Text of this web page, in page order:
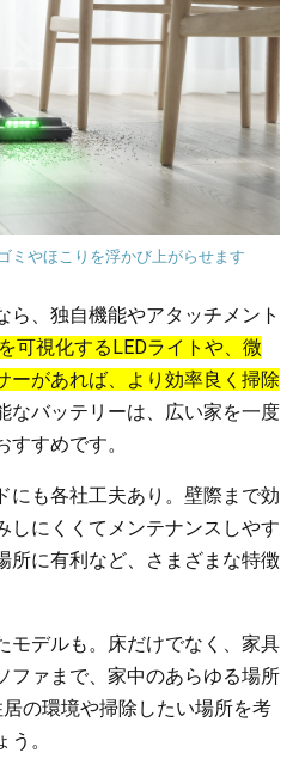
ミやほこりを浮かび上がらせます
ら、独自機能やアタッチメント
可視化するLEDライトや、微
ーがあれば、より効率良く掃除
なバッテリーは、広い家を一度
すめです。
にも各社工夫あり。壁際まで効
しにくくてメンテナンスしやす
所に有利など、さまざまな特徴
モデルも。床だけでなく、家具
ファまで、家中のあらゆる場所
の環境や掃除したい場所を考
。